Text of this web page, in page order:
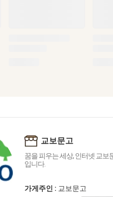
교보문고
꿈을 피우는 세상, 인터넷 교보
입니다.
가게주인 : 교보문고